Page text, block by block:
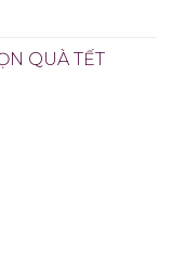
QUÀ TẾT